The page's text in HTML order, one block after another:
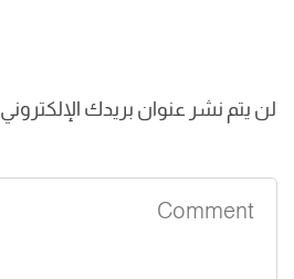
لن يتم نشر عنوان بريدك